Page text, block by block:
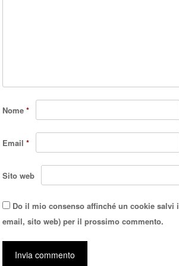
Nome*
Email*
Sito web
Do il mio consenso affinché un cookie salvi
email, sito web) per il prossimo commento.